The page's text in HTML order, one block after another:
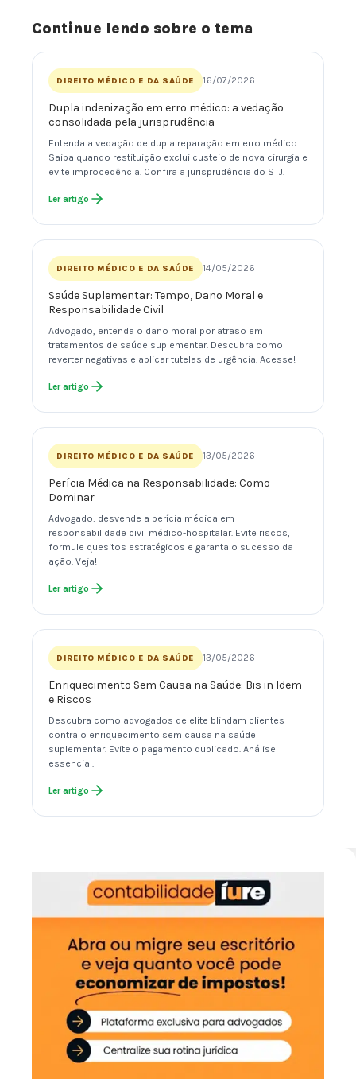
Continue lendo sobre o tema
DIREITO MÉDICO E DA SAÚDE 16/07/2026
Dupla indenização em erro médico: a vedação
consolidada pela jurisprudência
Entenda a vedação de dupla reparação em erro médico.
Saiba quando restituição exclui custeio de nova cirurgia e
evite improcedência. Confira a jurisprudência do STJ.
Ler artigo
DIREITO MÉDICO E DA SAÚDE 14/05/2026
Saúde Suplementar: Tempo, Dano Moral e
Responsabilidade Civil
Advogado, entenda o dano moral por atraso em
tratamentos de saúde suplementar. Descubra como
reverter negativas e aplicar tutelas de urgência. Acesse!
Ler artigo
DIREITO MÉDICO E DA SAÚDE 13/05/2026
Perícia Médica na Responsabilidade: Como
Dominar
Advogado: desvende a perícia médica em
responsabilidade civil médico-hospitalar. Evite riscos,
formule quesitos estratégicos e garanta o sucesso da
ação. Veja!
Ler artigo
DIREITO MÉDICO E DA SAÚDE 13/05/2026
Enriquecimento Sem Causa na Saúde: Bis in Idem
e Riscos
Descubra como advogados de elite blindam clientes
contra o enriquecimento sem causa na saúde
suplementar. Evite o pagamento duplicado. Análise
essencial.
Ler artigo